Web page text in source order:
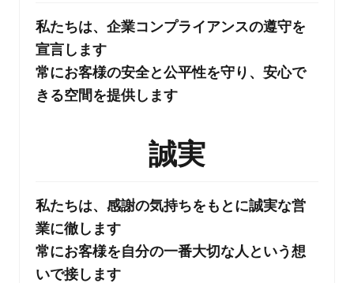
私たちは、企業コンプライアンスの遵守を
宣言します
常にお客様の安全と公平性を守り、安心で
きる空間を提供します
誠実
私たちは、感謝の気持ちをもとに誠実な営
業に徹します
常にお客様を自分の一番大切な人という想
いで接します